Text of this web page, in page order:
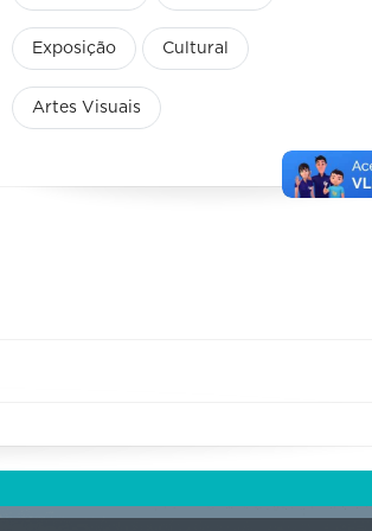
Exposição Cultural
Artes Visuais